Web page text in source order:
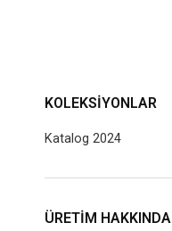
KOLEKSIYONLAR
Katalog 2024
ÜRETİM HAKKINDA